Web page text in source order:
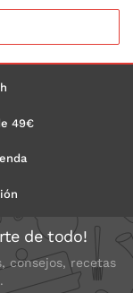
49€
de todo!
consejos, recetas